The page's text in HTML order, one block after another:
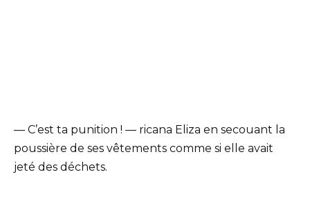
— C’est ta punition ! — ricana Eliza en secouant la
poussière de ses vêtements comme si elle avait
jeté des déchets.